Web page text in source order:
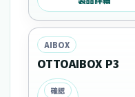
AIBOX
OTTOAIBOX P3
確認